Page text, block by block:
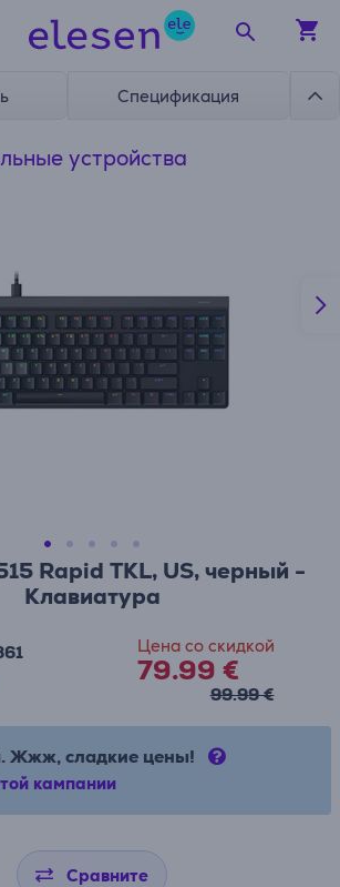
Спецификация
устройства
Rapid TKL, US, черный -
Клавиатура
Цена со скидкой
79.99 €
99.99 €
Жжж, сладкие цены!
кампании
Сравните